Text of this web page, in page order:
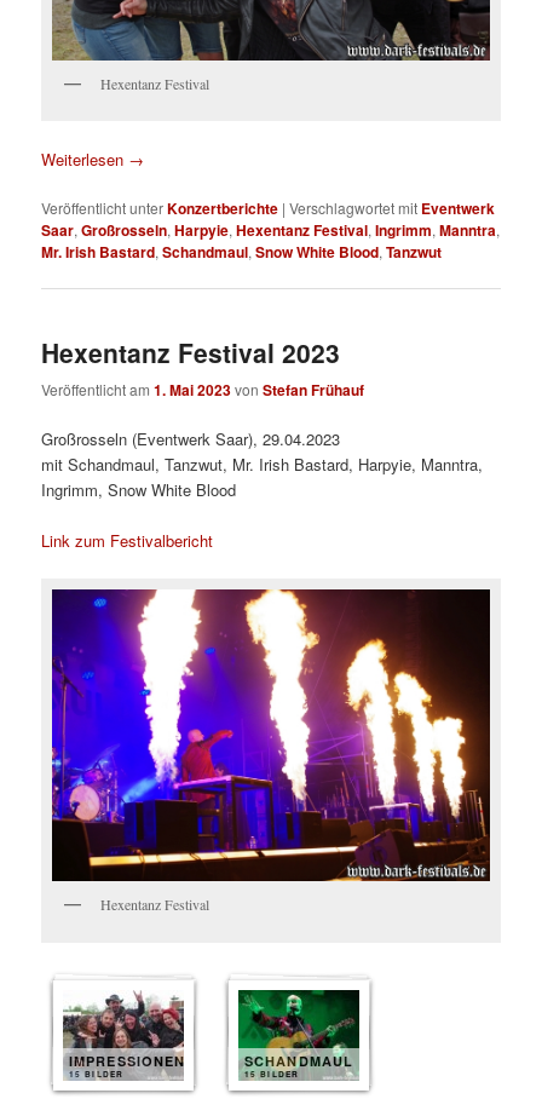
Hexentanz Festival
Weiterlesen →
Veröffentlicht unterKonzertberichte |Verschlagwortet mit Eventwerk
Saar,Großrosseln,Harpyie,Hexentanz Festival,Ingrimm,Manntra,
Mr. Irish Bastard,Schandmaul,Snow White Blood,Tanzwut
Hexentanz Festival 2023
Veröffentlicht am1. Mai 2023vonStefan Frühauf
Großrosseln (Eventwerk Saar), 29.04.2023
mit Schandmaul, Tanzwut, Mr. Irish Bastard, Harpyie, Manntra,
Ingrimm, Snow White Blood
Link zum Festivalbericht
Hexentanz Festival
IMPRESSIONEN
15 BILDER
SCHANDMAUL
15 BILDER